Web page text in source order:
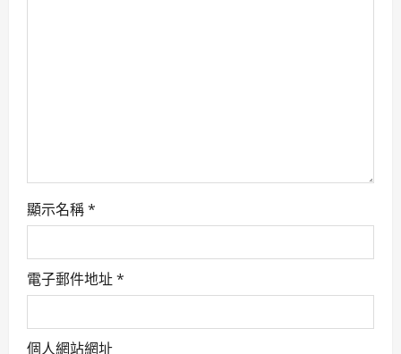
顯示名稱*
電子郵件地址*
個人網站網址